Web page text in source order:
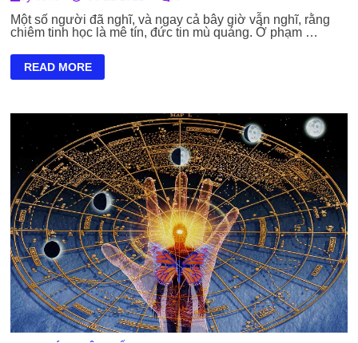
Một số người đã nghĩ, và ngay cả bây giờ vẫn nghĩ, rằng
chiêm tinh học là mê tín, đức tin mù quáng. Ở phạm …
CHIÊM
VÀ
READ MORE